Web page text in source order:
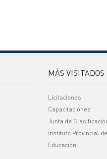
MÁS VISITADOS
Licitaciones
Capacitaciones
Junta de
Instituto Provincial
Educación